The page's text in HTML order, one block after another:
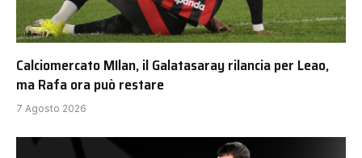
Calciomercato MIlan, il Galatasaray rilancia per Leao,
ma Rafa ora può restare
7 Agosto 2026